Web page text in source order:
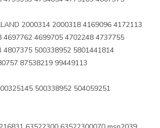
2000314 2000318 4169096 4172113
4697762 4699705 4702248 4737755
4807375 500338952 5801441814
87538219 99449113
500338952 504059251